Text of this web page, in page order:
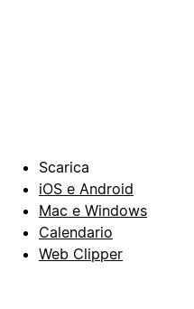
Scarica
iOS e Android
Mac e Windows
Calendario
Web Clipper